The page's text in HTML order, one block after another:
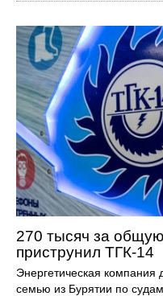
270 тысяч за
приструнил ТГК-14
Энергетическая компания
семью из Бурятии по